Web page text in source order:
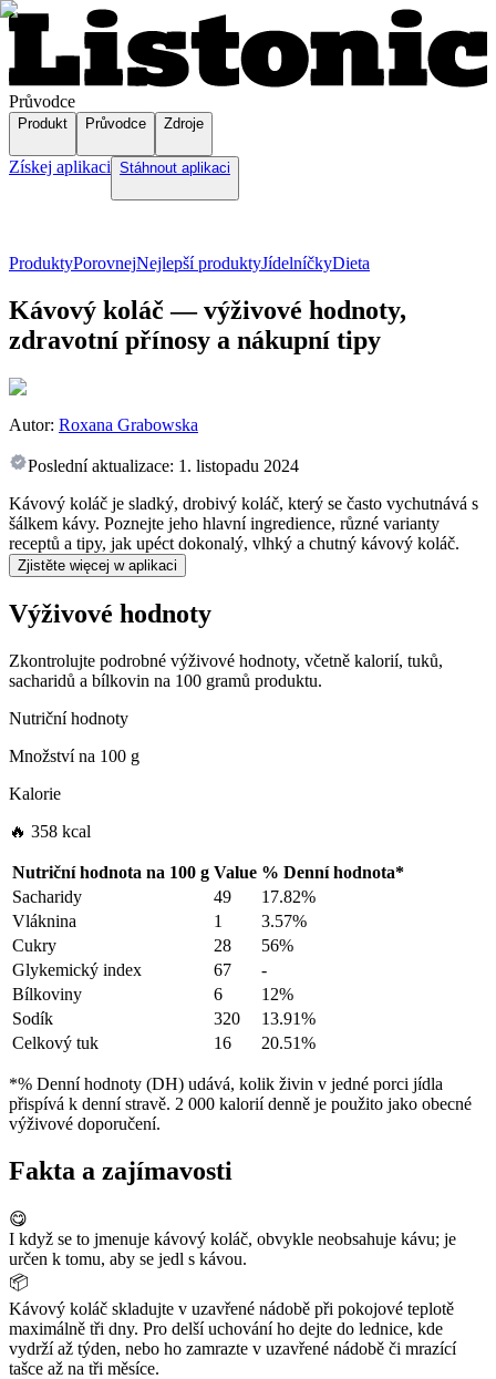
Průvodce
Produkt Průvodce Zdroje
Získej aplikaci Stáhnout aplikaci
ProduktyPorovnejNejlepší produktyJídelníčkyDieta
Kávový koláč — výživové hodnoty,
zdravotní přínosy a nákupní tipy
Autor: Roxana Grabowska
Poslední aktualizace: 1. listopadu 2024
Kávový koláč je sladký, drobivý koláč, který se často vychutnává s
šálkem kávy. Poznejte jeho hlavní ingredience, různé varianty
receptů a tipy, jak upéct dokonalý, vlhký a chutný kávový koláč.
Zjistěte więcej w aplikaci
Výživové hodnoty
Zkontrolujte podrobné výživové hodnoty, včetně kalorií, tuků,
sacharidů a bílkovin na 100 gramů produktu.
Nutriční hodnoty
Množství na 100 g
Kalorie
🔥 358 kcal
Nutriční hodnota na 100 g Value % Denní hodnota*
Sacharidy
49
17.82%
Vláknina
1
3.57%
Cukry
28
56%
Glykemický index
67
-
Bílkoviny
6
12%
Sodík
320
13.91%
Celkový tuk
16 20.51%
*% Denní hodnoty (DH) udává, kolik živin v jedné porci jídla
přispívá k denní stravě. 2 000 kalorií denně je použito jako obecné
výživové doporučení.
Fakta a zajímavosti
😋
I když se to jmenuje kávový koláč, obvykle neobsahuje kávu; je
určen k tomu, aby se jedl s kávou.
📦
Kávový koláč skladujte v uzavřené nádobě při pokojové teplotě
maximálně tři dny. Pro delší uchování ho dejte do lednice, kde
vydrží až týden, nebo ho zamrazte v uzavřené nádobě či mrazící
tašce až na tři měsíce.